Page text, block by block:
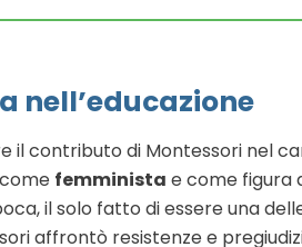
nell’educazione
il contributo di Montessori nel
femminista e come figura
il solo fatto di essere una
affrontò resistenze e